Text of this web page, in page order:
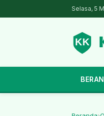
Selasa, 5